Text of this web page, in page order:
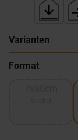
Varianten
Format